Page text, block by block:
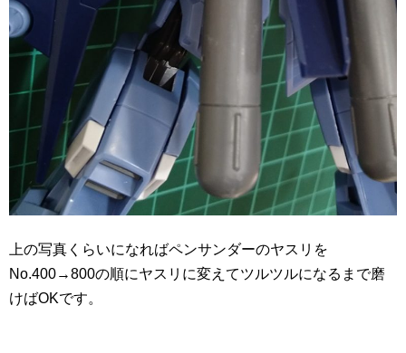
上の写真くらいになればペンサンダーのヤスリを
No.400→800の順にヤスリに変えてツルツルになるまで磨
けばOKです。